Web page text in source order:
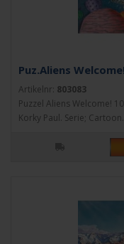
Puz.Aliens
Artikelnr: 803083
Puzzel Aliens Welcome!
Korky Paul. Serie;